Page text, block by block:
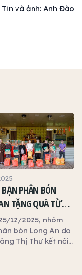
Tin và ảnh: Anh Đào
PHÂN BÓN
TẶNG QUÀ TỪ
CHÙA ÂN THỌ
12/2025, nhóm
bón Long An do
Thị Thư kết nối